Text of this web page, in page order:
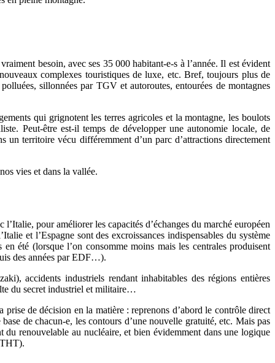
besoin, avec ses 35 000 habitant-e-s à l’année. Il est évident
complexes touristiques de luxe, etc. Bref, toujours plus de
sillonnées par TGV et autoroutes, entourées de montagnes
qui grignotent les terres agricoles et la montagne, les boulots
Peut-être est-il temps de développer une autonomie locale, de
un territoire vécu différemment d’un parc d’attractions directement
vies et dans la vallée.
pour améliorer les capacités d’échanges du marché européen
et l’Espagne sont des excroissances indispensables du système
été (lorsque l’on consomme moins mais les centrales produisent
des années par EDF…).
accidents industriels rendant inhabitables des régions entières
du secret industriel et militaire…
de décision en la matière : reprenons d’abord le contrôle direct
de chacun-e, les contours d’une nouvelle gratuité, etc. Mais pas
renouvelable au nucléaire, et bien évidemment dans une logique
THT).